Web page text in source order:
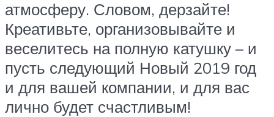
атмосферу. Словом, дерзайте!
Креативьте, организовывайте и
веселитесь на полную катушку – и
пусть следующий Новый 2019 год
и для вашей компании, и для вас
лично будет счастливым!